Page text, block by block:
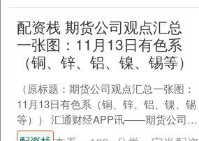
配资栈 期货公司观点汇总
一张图：11月13日有色系
（铜、锌、铝、镍、锡等）
（原标题：期货公司观点汇总一张图：
11月13日有色系（铜、锌、铝、镍、锡
等）） 汇通财经APP讯——期货公司观
点汇总一张图：11月13日有色系（铜、